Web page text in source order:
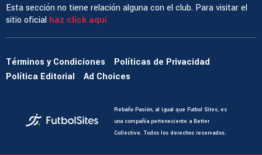
Esta sección no tiene relación alguna con el club. Para visitar el
sitio oficial haz click aquí
Términos y Condiciones
Políticas de Privacidad
Política Editorial
Ad Choices
Rebaño Pasión, al igual que Futbol Sites, es
una compañía perteneciente a Better
Collective. Todos los derechos reservados.